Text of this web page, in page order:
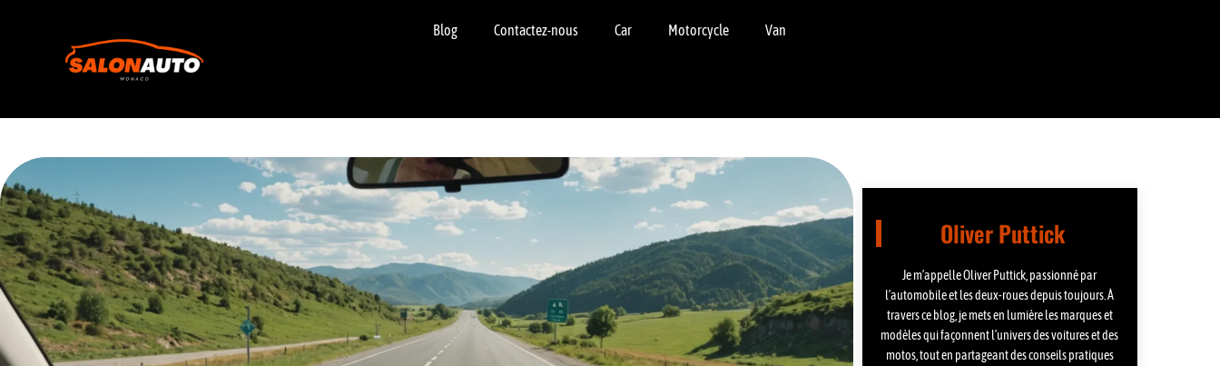
Blog Contactez-nous Car Motorcycle Van
Oliver Puttick
Je m’appelle Oliver Puttick, passionné par
l’automobile et les deux-roues depuis toujours. À
travers ce blog, je mets en lumière les marques et
modèles qui façonnent l’univers des voitures et des
motos, tout en partageant des conseils pratiques